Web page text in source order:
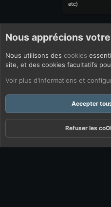
etc)
Nous apprécions
Nous utilisons des cookies
site, et des cookies facultatifs
Voir plus d'informations et
Accepter
Refuser les